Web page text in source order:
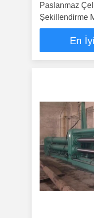
Paslanmaz
Şekillendirme
En